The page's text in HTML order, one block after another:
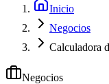
Inicio
Negocios
Calculadora
Negocios